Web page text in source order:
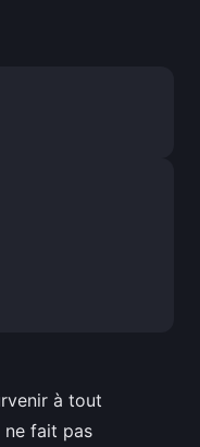
à tout
ne fait pas